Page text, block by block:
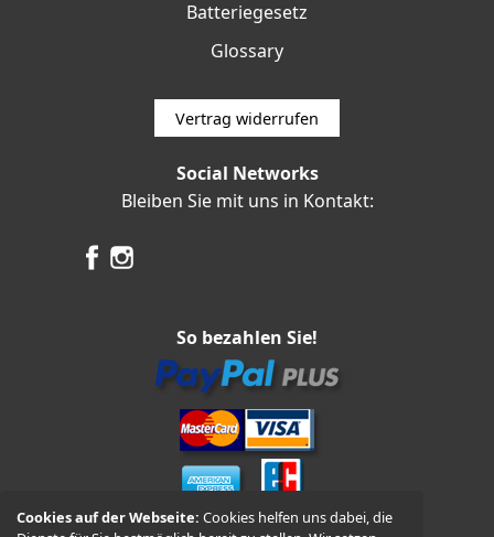
Cookies auf der Webseite:Cookies helfen uns dabei, die
Batteriegesetz
Glossary
Vertrag widerrufen
Social Networks
Bleiben Sie mit uns in Kontakt:
So bezahlen Sie!